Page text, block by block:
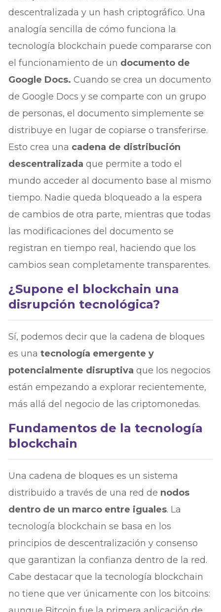
descentralizada y un hash criptográfico. Una
analogía sencilla de cómo funciona la
tecnología blockchain puede compararse con
el funcionamiento de un documento de
Google Docs.Cuando se crea un documento
de Google Docs y se comparte con un grupo
de personas, el documento simplemente se
distribuye en lugar de copiarse o transferirse.
Esto crea una cadena de distribución
descentralizada que permite a todo el
mundo acceder al documento base al mismo
tiempo. Nadie queda bloqueado a la espera
de cambios de otra parte, mientras que todas
las modificaciones del documento se
registran en tiempo real, haciendo que los
cambios sean completamente transparentes.
¿Supone el blockchain una
disrupción tecnológica?
Sí, podemos decir que la cadena de bloques
es unatecnología emergente y
potencialmente disruptiva que los negocios
están empezando a explorar recientemente,
más allá del negocio de las criptomonedas.
Fundamentos de la tecnología
blockchain
Una cadena de bloques es un sistema
distribuido a través de una red de nodos
dentro de un marco entre iguales. La
tecnología blockchain se basa en los
principios de descentralización y consenso
que garantizan la confianza dentro de la red.
Cabe destacar que la tecnología blockchain
no tiene que ver únicamente con los bitcoins: